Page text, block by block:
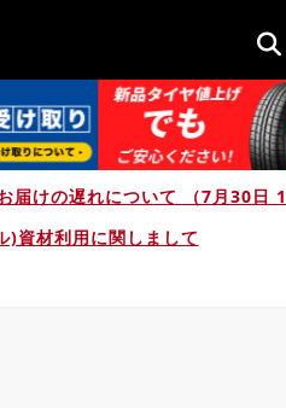
届けの遅れについて （7月30日
)資材利用に関しまして